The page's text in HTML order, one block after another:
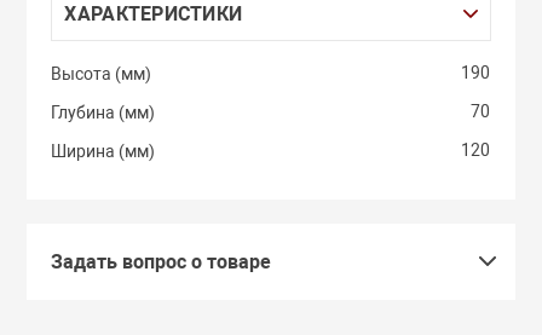
ХАРАКТЕРИСТИКИ
Высота (мм) 190
Глубина (мм) 70
Ширина (мм) 120
Задать вопрос о товаре